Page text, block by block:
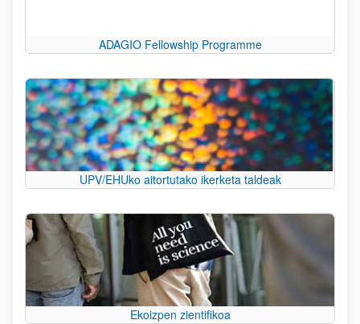
ADAGIO Fellowship Programme
UPV/EHUko aitortutako ikerketa taldeak
Ekoizpen zientifikoa